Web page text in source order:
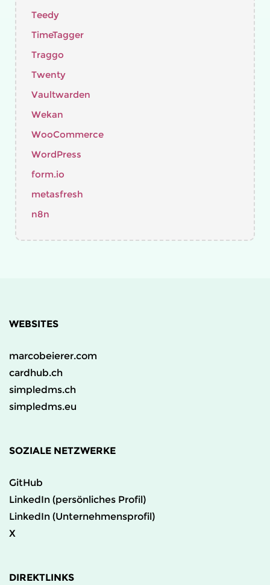
Teedy
TimeTagger
Traggo
Twenty
Vaultwarden
Wekan
WooCommerce
WordPress
form.io
metasfresh
n8n
WEBSITES
marcobeierer.com
cardhub.ch
simpledms.ch
simpledms.eu
SOZIALE NETZWERKE
GitHub
LinkedIn (persönliches Profil)
LinkedIn (Unternehmensprofil)
X
DIREKTLINKS